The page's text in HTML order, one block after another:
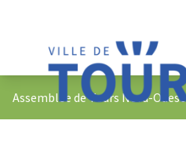
Assemblée de Tours Nord-Ouest